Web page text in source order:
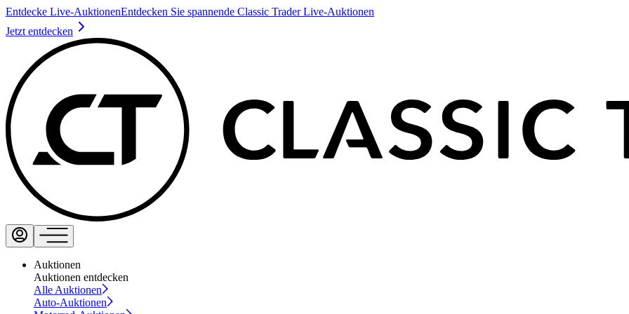
Entdecke Live-AuktionenEntdecken Sie spannende Classic Trader Live-Auktionen
Jetzt entdecken
Auktionen
Auktionen entdecken
Alle Auktionen
Auto-Auktionen